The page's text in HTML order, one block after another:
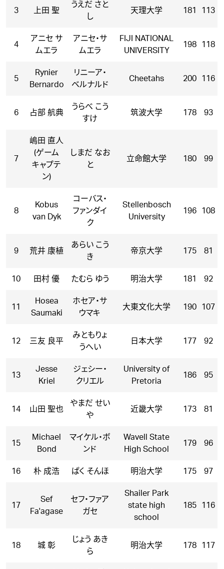
3 上田 聖
うえだ さと
し
天理大学 181 113
4
アニセ サ
ムエラ
アニセ・サ
ムエラ
FIJI NATIONAL
UNIVERSITY
198 118
5
Rynier
Bernardo
リニーア・
ベルナルド
Cheetahs 200 116
6 占部 航典
うらべ こう
すけ
筑波大学 178 93
7
嶋田 直人
(ゲーム
キャプテ
ン)
しまだ なお
と
立命館大学 180 99
8
Kobus
van Dyk
コーバス・
ファンダイ
ク
Stellenbosch
University
196 108
9 荒井 康植
あらい こう
き
帝京大学 175 81
10 田村 優 たむら ゆう 明治大学 181 92
11
Hosea
Saumaki
ホセア・サ
ウマキ
大東文化大学 190 107
12 三友 良平
みともりょ
うへい
日本大学 177 92
13
Jesse
Kriel
ジェシー・
クリエル
University of
Pretoria
186 95
14 山田 聖也
やまだ せい
や
近畿大学 173 81
15
Michael
Bond
マイケル・ボ
ンド
Wavell State
High School
179 96
16 朴 成浩 ぱく そんほ 明治大学 175 97
17
Sef
Fa'agase
セフ・ファア
ガセ
Shailer Park
state high
school
185 116
18 城 彰
じょう あき
ら
明治大学 178 117